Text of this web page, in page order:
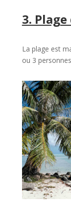
3. Plage
La plage est
ou 3